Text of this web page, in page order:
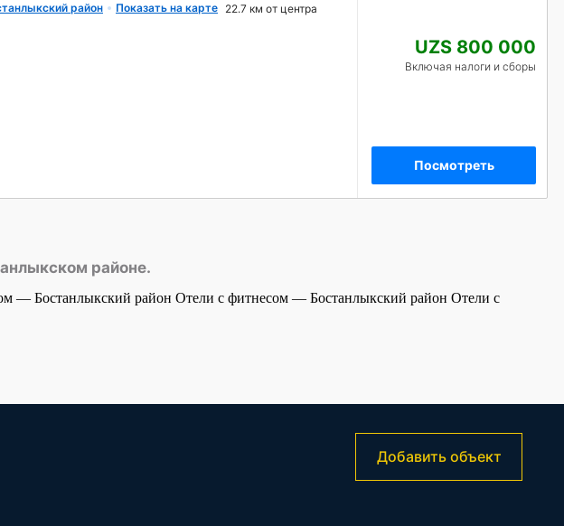
район Показать на карте 22.7 км от центра
UZS 800 000
Включая налоги и сборы
Посмотреть
районе.
— Бостанлыкский район Отели с фитнесом — Бостанлыкский район Отели с
Добавить объект